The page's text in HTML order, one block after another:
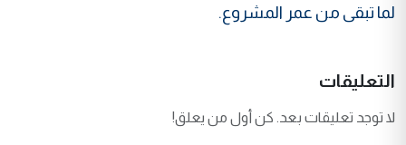
لما تبقى من عمر المشروع.
التعليقات
لا توجد تعليقات بعد. كن أول من يعلق!